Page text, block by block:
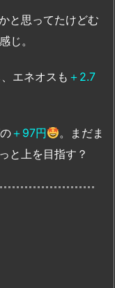
と思ってたけどむ
じ。
エネオスも ＋2.7
＋97円
。まだま
と上を目指す？